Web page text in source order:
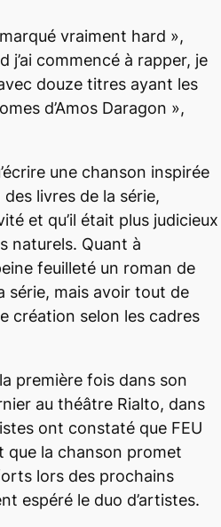
o
d
n
e
l
e
v
u
m
e
.
a
u
t
/
s
o
r
a
u
e
n
t
e
r
o
marqué vraiment hard »,
j’ai commencé à rapper, je
douze titres ayant les
d’Amos Daragon »,
une chanson inspirée
des livres de la série,
et qu’il était plus judicieux
naturels. Quant à
feuilleté un roman de
série, mais avoir tout de
création selon les cadres
première fois dans son
au théâtre Rialto, dans
ont constaté que FEU
que la chanson promet
lors des prochains
espéré le duo d’artistes.